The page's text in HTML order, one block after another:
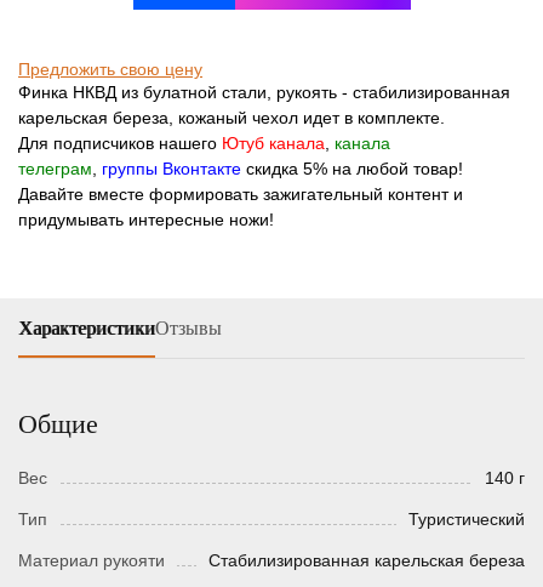
Предложить свою цену
Финка НКВД из булатной стали, рукоять - стабилизированная
карельская береза, кожаный чехол идет в комплекте.
Для подписчиков нашего Ютуб канала
канала
телеграм
группы Вконтакте скидка 5% на любой товар!
Давайте вместе формировать зажигательный контент и
придумывать интересные ножи!
ХарактеристикиОтзывы
Общие
Вес 140 г
Тип Туристический
Материал рукояти Стабилизированная карельская береза